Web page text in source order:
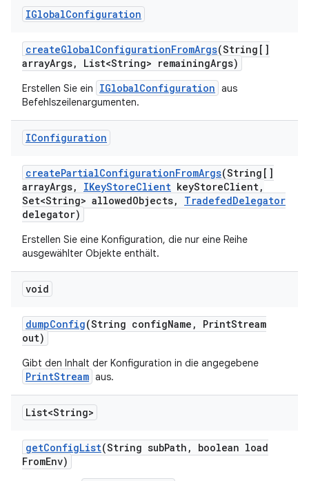
IGlobalConfiguration
createGlobalConfigurationFromArgs(String[]
arrayArgs, List<String> remainingArgs)
Erstellen Sie ein IGlobalConfiguration aus
Befehlszeilenargumenten.
IConfiguration
createPartialConfigurationFromArgs(String[]
arrayArgs, IKeyStoreClient keyStoreClient,
Set<String> allowedObjects, TradefedDelegator
delegator)
Erstellen Sie eine Konfiguration, die nur eine Reihe
ausgewählter Objekte enthält.
void
dumpConfig(String configName , PrintStream
out)
Gibt den Inhalt der Konfiguration in die angegebene
PrintStream aus.
List<String>
getConfigList(String subPath ,
boolean load
FromEnv)